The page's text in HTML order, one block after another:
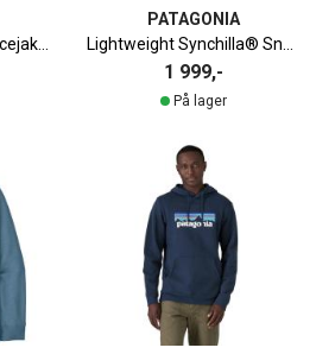
PATAGONIA
1 999,-
På lager